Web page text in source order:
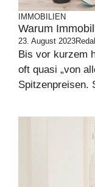
IMMOBILIEN
Warum
23. August 2023
Bis vor kurzem
oft quasi „von
Spitzenpreisen.